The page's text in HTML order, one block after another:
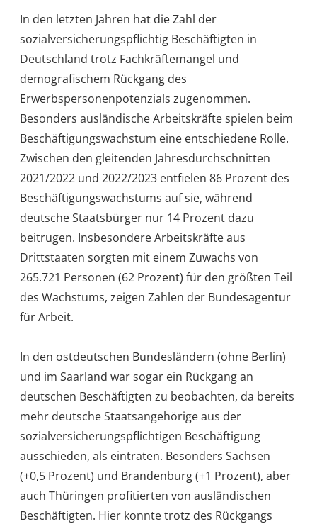
In den letzten Jahren hat die Zahl der
sozialversicherungspflichtig Beschäftigten in
Deutschland trotz Fachkräftemangel und
demografischem Rückgang des
Erwerbspersonenpotenzials zugenommen.
Besonders ausländische Arbeitskräfte spielen beim
Beschäftigungswachstum eine entschiedene Rolle.
Zwischen den gleitenden Jahresdurchschnitten
2021/2022 und 2022/2023 entfielen 86 Prozent des
Beschäftigungswachstums auf sie, während
deutsche Staatsbürger nur 14 Prozent dazu
beitrugen. Insbesondere Arbeitskräfte aus
Drittstaaten sorgten mit einem Zuwachs von
265.721 Personen (62 Prozent) für den größten Teil
des Wachstums, zeigen Zahlen der Bundesagentur
für Arbeit.
In den ostdeutschen Bundesländern (ohne Berlin)
und im Saarland war sogar ein Rückgang an
deutschen Beschäftigten zu beobachten, da bereits
mehr deutsche Staatsangehörige aus der
sozialversicherungspflichtigen Beschäftigung
ausschieden, als eintraten. Besonders Sachsen
(+0,5 Prozent) und Brandenburg (+1 Prozent), aber
auch Thüringen profitierten von ausländischen
Beschäftigten. Hier konnte trotz des Rückgangs